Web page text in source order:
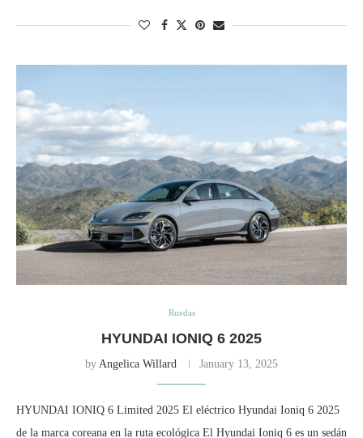
Ruedas
HYUNDAI IONIQ 6 2025
by Angelica Willard January 13, 2025
HYUNDAI IONIQ 6 Limited 2025 El eléctrico Hyundai Ioniq 6 2025
de la marca coreana en la ruta ecológica El Hyundai Ioniq 6 es un sedán